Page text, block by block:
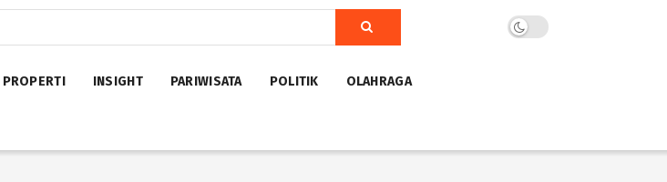
INSIGHT PARIWISATA POLITIK OLAHRAGA